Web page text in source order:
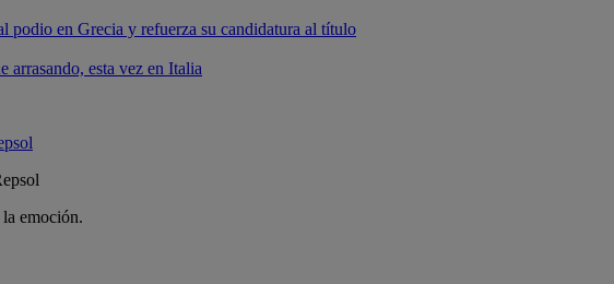
podio en Grecia y refuerza su candidatura al título
arrasando, esta vez en Italia
emoción.